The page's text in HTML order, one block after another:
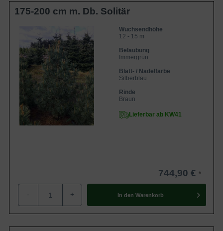
175-200 cm m. Db. Solitär
Wuchsendhöhe
12 - 15 m
Belaubung
Immergrün
Blatt- / Nadelfarbe
Silberblau
Rinde
Braun
Lieferbar ab KW41
744,90 €
- + In den Warenkorb